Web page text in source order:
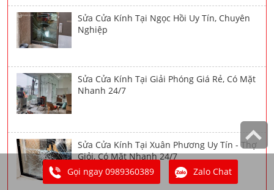
Sửa Cửa Kính Tại Ngọc Hồi Uy Tín, Chuyên
Nghiệp
Sửa Cửa Kính Tại Giải Phóng Giá Rẻ, Có Mặt
Nhanh 24/7
Sửa Cửa Kính Tại Xuân Phương Uy Tín - Thợ
Giỏi, Có Mặt Nhanh 24/7
Gọi ngay 0989360389
Zalo Chat